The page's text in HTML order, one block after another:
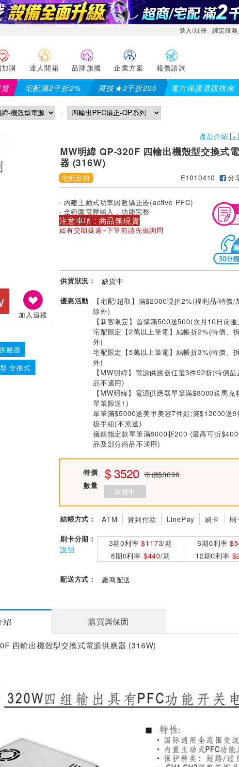
登入/註冊 綁定服務
購 達人開箱 品牌旗艦 企業方案 報價諮詢
覽 宅配滿2千折2% 羅技★3千折200 電力保護選購指南
加入追蹤
應器
交換式
產品介紹
MW明緯 QP-320F 四輸出機殼型交換式
器 (316W)
宅配到府 E1010410 分
‧ 內建主動式功率因數矯正器(active PFC)
‧ 全範圍電壓輸入，功能完整
注意事項 : 商品無現貨
如有交期疑慮~下單前請先做詢問
供貨狀況： 缺貨中
優惠活動
【宅配/超取】滿$2000現折2%(福利品/特價/
除外)
【新客限定】首購滿500送500(次月10日前
宅配限定【2萬以上筆電】結帳折2%(特價、
外)
宅配限定【5萬以上筆電】結帳折3%(特價、
外)
【MW明緯】電源供應器任選3件92折(特價
品不適用)
【MW明緯】電源供應器單筆滿$8000送馬克
單筆限送1)
單筆滿$5000送美甲美容7件組;滿$12000送9
扳手組(不累送)
儀錶指定款單筆滿8000折200 (最高可折
品及部分商品不適用)
特價 3520 市價$3696
數量
缺貨中
結帳方式： ATM 貨到付款 LinePay 刷卡 刷
刷卡分期：
說明
3期0利率$1173/期 6期0利率
8期0利率 $440/期 12期0利率
配送方式： 廠商配送
紹 購買與保固
四輸出機殼型交換式電源供應器 (316W)